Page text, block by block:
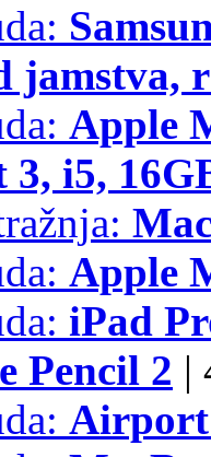
jamstva,
Apple
i5,
Apple
iPad
Pencil 2 |
Airport